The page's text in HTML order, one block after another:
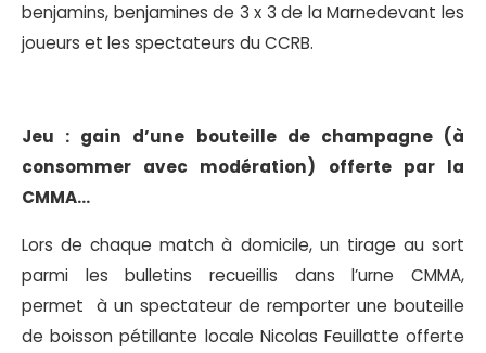
benjamins, benjamines de 3 x 3 de la Marnedevant les
joueurs et les spectateurs du CCRB.
Jeu : gain d’une bouteille de champagne (à
consommer avec modération) offerte par la
CMMA…
Lors de chaque match à domicile, un tirage au sort
parmi les bulletins recueillis dans l’urne CMMA,
permet à un spectateur de remporter une bouteille
de boisson pétillante locale Nicolas Feuillatte offerte